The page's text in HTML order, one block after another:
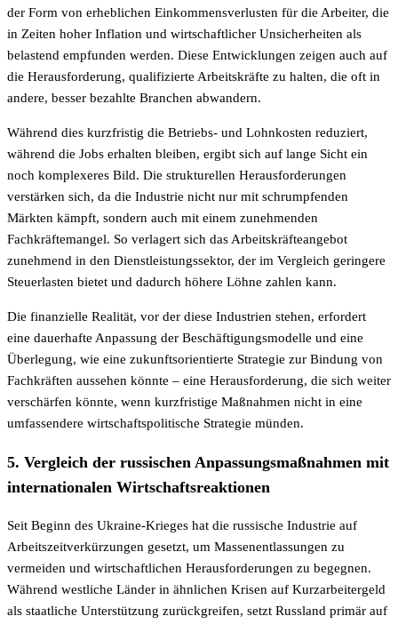
der Form von erheblichen Einkommensverlusten für die Arbeiter, die
in Zeiten hoher Inflation und wirtschaftlicher Unsicherheiten als
belastend empfunden werden. Diese Entwicklungen zeigen auch auf
die Herausforderung, qualifizierte Arbeitskräfte zu halten, die oft in
andere, besser bezahlte Branchen abwandern.
Während dies kurzfristig die Betriebs- und Lohnkosten reduziert,
während die Jobs erhalten bleiben, ergibt sich auf lange Sicht ein
noch komplexeres Bild. Die strukturellen Herausforderungen
verstärken sich, da die Industrie nicht nur mit schrumpfenden
Märkten kämpft, sondern auch mit einem zunehmenden
Fachkräftemangel. So verlagert sich das Arbeitskräfteangebot
zunehmend in den Dienstleistungssektor, der im Vergleich geringere
Steuerlasten bietet und dadurch höhere Löhne zahlen kann.
Die finanzielle Realität, vor der diese Industrien stehen, erfordert
eine dauerhafte Anpassung der Beschäftigungsmodelle und eine
Überlegung, wie eine zukunftsorientierte Strategie zur Bindung von
Fachkräften aussehen könnte – eine Herausforderung, die sich weiter
verschärfen könnte, wenn kurzfristige Maßnahmen nicht in eine
umfassendere wirtschaftspolitische Strategie münden.
5. Vergleich der russischen Anpassungsmaßnahmen mit
internationalen Wirtschaftsreaktionen
Seit Beginn des Ukraine-Krieges hat die russische Industrie auf
Arbeitszeitverkürzungen gesetzt, um Massenentlassungen zu
vermeiden und wirtschaftlichen Herausforderungen zu begegnen.
Während westliche Länder in ähnlichen Krisen auf Kurzarbeitergeld
als staatliche Unterstützung zurückgreifen, setzt Russland primär auf